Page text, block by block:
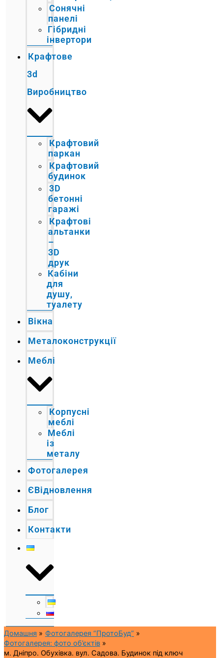
Сонячні
панелі
Гібридні
інвертори
Крафтове
3d
Виробництво
Крафтовий
паркан
Крафтовий
будинок
3D
бетонні
гаражі
Крафтові
альтанки
–
3D
друк
Кабіни
для
душу,
туалету
Вікна
Металоконструкції
Меблі
Корпусні
меблі
Меблі
із
металу
Фотогалерея
ЄВідновлення
Блог
Контакти
Домашня
Фотогалерея “ПротоБуд”
Фотогалерея: фото об’єктів
м. Дніпро. Обухівка. вул. Садова. Будинок під ключ